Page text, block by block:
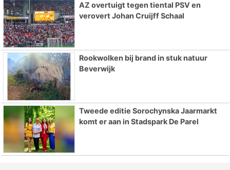
AZ overtuigt tegen tiental PSV en
verovert Johan Cruijff Schaal
Rookwolken bij brand in stuk natuur
Beverwijk
Tweede editie Sorochynska Jaarmarkt
komt er aan in Stadspark De Parel